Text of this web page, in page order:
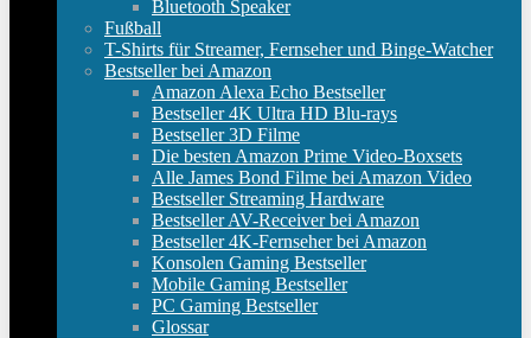
Bluetooth Speaker
Fußball
T-Shirts für Streamer, Fernseher und Binge-Watcher
Bestseller bei Amazon
Amazon Alexa Echo Bestseller
Bestseller 4K Ultra HD Blu-rays
Bestseller 3D Filme
Die besten Amazon Prime Video-Boxsets
Alle James Bond Filme bei Amazon Video
Bestseller Streaming Hardware
Bestseller AV-Receiver bei Amazon
Bestseller 4K-Fernseher bei Amazon
Konsolen Gaming Bestseller
Mobile Gaming Bestseller
PC Gaming Bestseller
Glossar